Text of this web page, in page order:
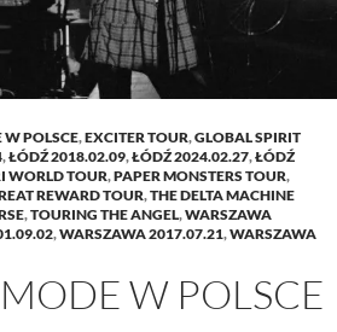
W POLSCE,EXCITER TOUR,GLOBAL SPIRIT
,ŁÓDŹ 2018.02.09,ŁÓDŹ 2024.02.27,ŁÓDŹ
WORLD TOUR,PAPER MONSTERS TOUR,
REWARD TOUR,THE DELTA MACHINE
,TOURING THE ANGEL,WARSZAWA
,WARSZAWA 2017.07.21,WARSZAWA
W POLSCE